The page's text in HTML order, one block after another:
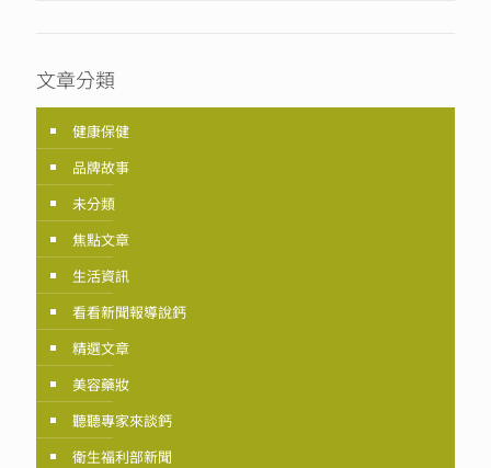
文章分類
健康保健
品牌故事
未分類
焦點文章
生活資訊
看看新聞報導說鈣
精選文章
美容藥妝
聽聽專家來談鈣
衛生福利部新聞